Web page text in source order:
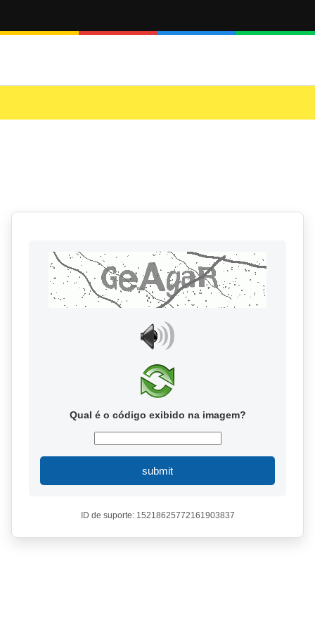
Qual é o código exibido na imagem?
submit
ID de suporte: 15218625772161903837